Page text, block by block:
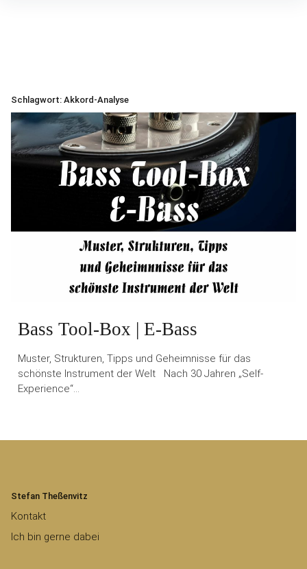
Schlagwort: Akkord-Analyse
Bass Tool-Box | E-Bass
Muster, Strukturen, Tipps und Geheimnisse für das
schönste Instrument der Welt Nach 30 Jahren „Self-
Experience“…
Stefan Theßenvitz
Kontakt
Ich bin gerne dabei